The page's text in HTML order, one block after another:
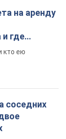
на аренду
где
кто ею
соседних